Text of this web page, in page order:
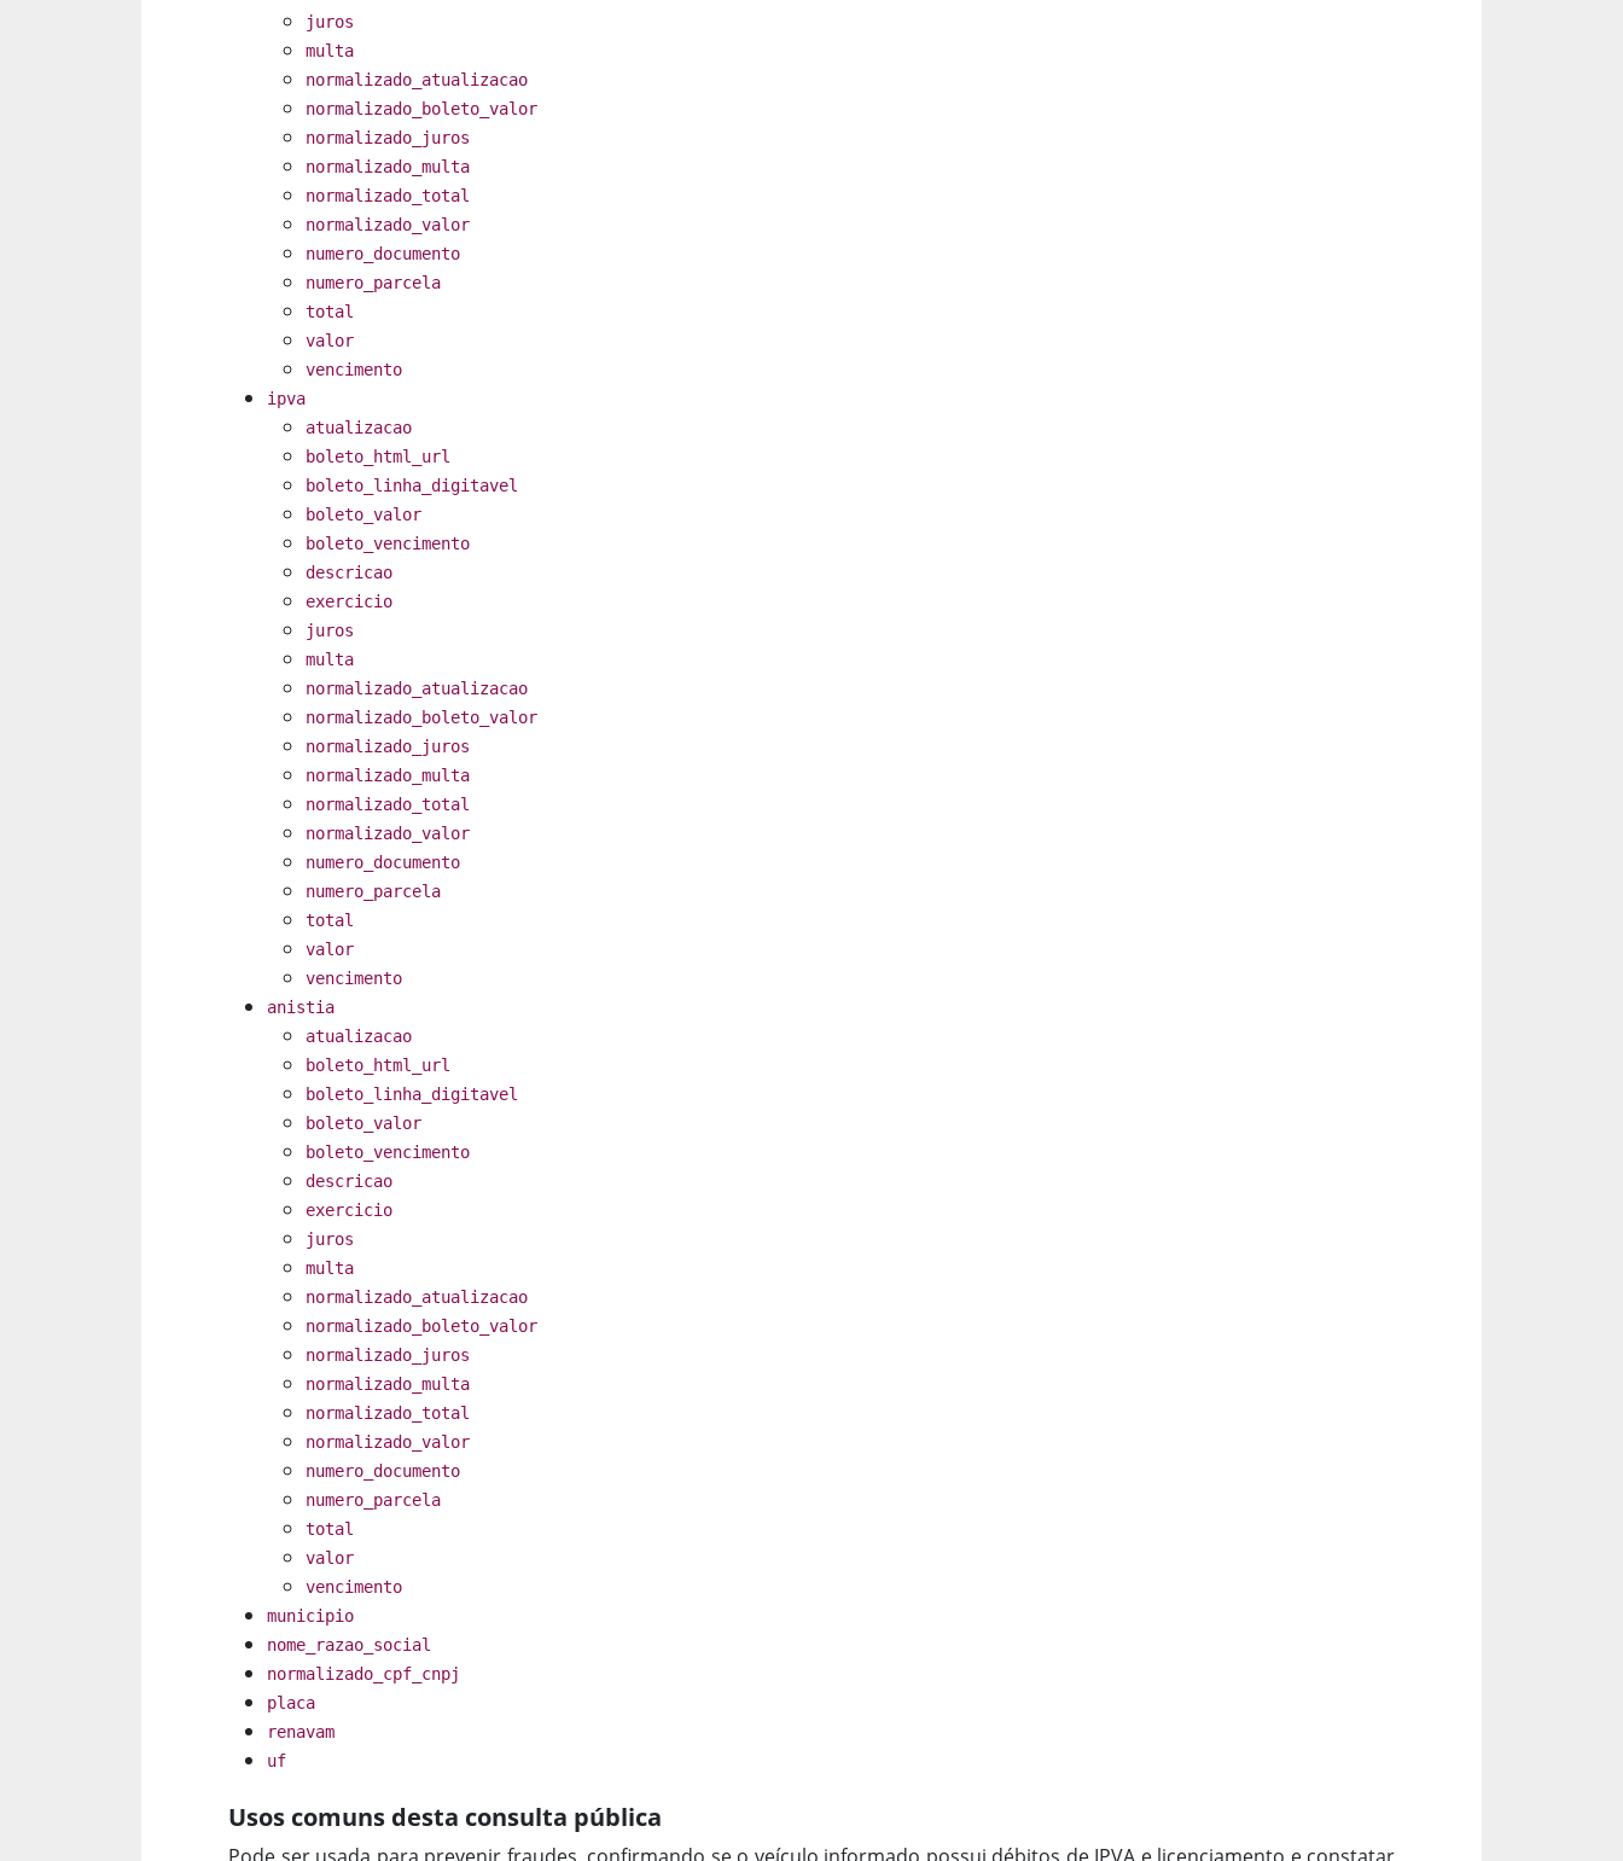
juros
multa
normalizado_atualizacao
normalizado_boleto_valor
normalizado_juros
normalizado_multa
normalizado_total
normalizado_valor
numero_documento
numero_parcela
total
valor
vencimento
ipva
atualizacao
boleto_html_url
boleto_linha_digitavel
boleto_valor
boleto_vencimento
descricao
exercicio
juros
multa
normalizado_atualizacao
normalizado_boleto_valor
normalizado_juros
normalizado_multa
normalizado_total
normalizado_valor
numero_documento
numero_parcela
total
valor
vencimento
anistia
atualizacao
boleto_html_url
boleto_linha_digitavel
boleto_valor
boleto_vencimento
descricao
exercicio
juros
multa
normalizado_atualizacao
normalizado_boleto_valor
normalizado_juros
normalizado_multa
normalizado_total
normalizado_valor
numero_documento
numero_parcela
total
valor
vencimento
municipio
nome_razao_social
normalizado_cpf_cnpj
placa
renavam
uf
Usos comuns desta consulta pública